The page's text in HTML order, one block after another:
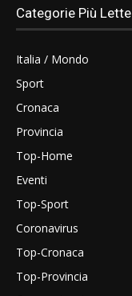
Categorie Più Lette
Italia / Mondo
Sport
Cronaca
Provincia
Top-Home
Eventi
Top-Sport
Coronavirus
Top-Cronaca
Top-Provincia